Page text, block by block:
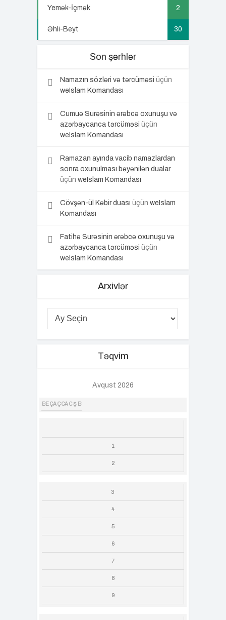
Yemək-İçmək 2
Əhli-Beyt 30
Son şərhlər
Namazın sözləri və tərcüməsi üçün
weIslam Komandası
Cumuə Surəsinin ərəbcə oxunuşu və
azərbaycanca tərcüməsi üçün
weIslam Komandası
Ramazan ayında vacib namazlardan
sonra oxunulması bəyənilən dualar
üçün weIslam Komandası
Cövşən-ül Kəbir duası üçün weIslam
Komandası
Fatihə Surəsinin ərəbcə oxunuşu və
azərbaycanca tərcüməsi üçün
weIslam Komandası
Arxivlər
Təqvim
Avqust 2026
BE ÇA Ç CA C Ş B
1
2
3
4
5
6
7
8
9